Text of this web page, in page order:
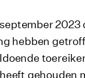
2023
hebben
gehouden